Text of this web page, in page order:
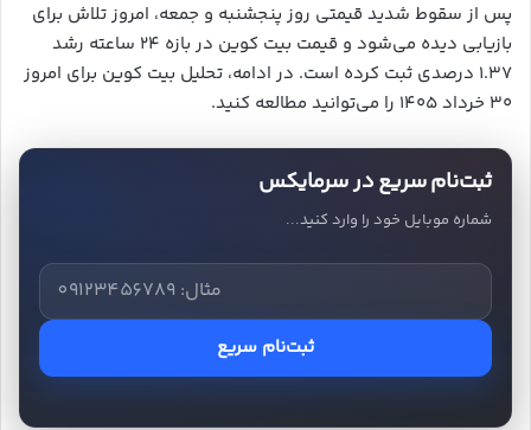
پس از سقوط شدید قیمتی روز پنجشنبه و جمعه، امروز تلاش برای
بازیابی دیده می‌شود و قیمت بیت کوین در بازه ۲۴ ساعته رشد
۱.۳۷ درصدی ثبت کرده است. در ادامه، تحلیل بیت کوین برای امروز
۳۰ خرداد ۱۴۰۵ را می‌توانید مطالعه کنید.
ثبت‌نام سریع در سرمایکس
شماره موبایل خود را وارد کنید...
ثبت‌نام سریع